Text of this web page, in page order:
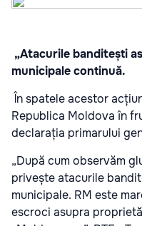
„Atacurile banditești
municipale continuă.
În spatele acestor
Republica Moldova în
declarația primarului
„După cum observăm
privește atacurile
municipale. RM este
escroci asupra